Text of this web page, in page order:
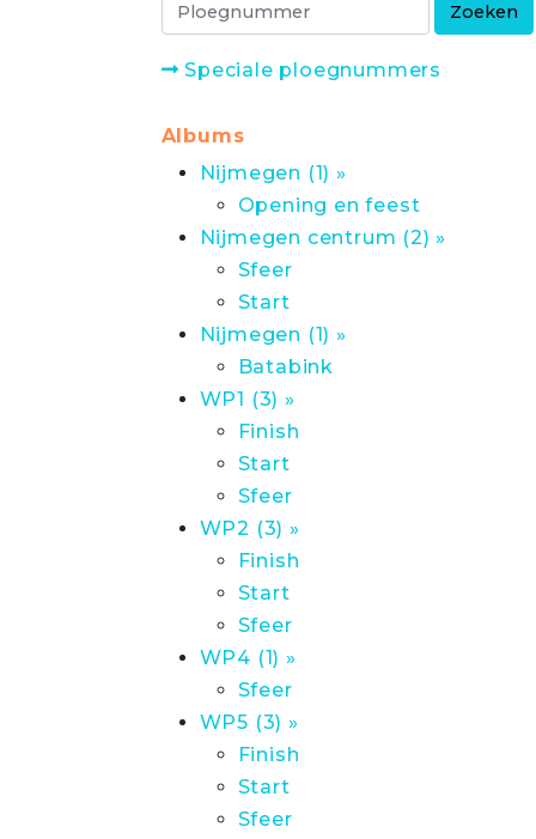
Speciale ploegnummers
Albums
Nijmegen (1) »
Opening en feest
Nijmegen centrum (2) »
Sfeer
Start
Nijmegen (1) »
Batabink
WP1 (3) »
Finish
Start
Sfeer
WP2 (3) »
Finish
Start
Sfeer
WP4 (1) »
Sfeer
WP5 (3) »
Finish
Start
Sfeer